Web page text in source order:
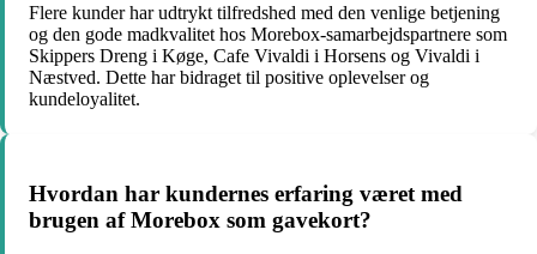
Flere kunder har udtrykt tilfredshed med den venlige betjening
og den gode madkvalitet hos Morebox-samarbejdspartnere som
Skippers Dreng i Køge, Cafe Vivaldi i Horsens og Vivaldi i
Næstved. Dette har bidraget til positive oplevelser og
kundeloyalitet.
Hvordan har kundernes erfaring været med
brugen af Morebox som gavekort?